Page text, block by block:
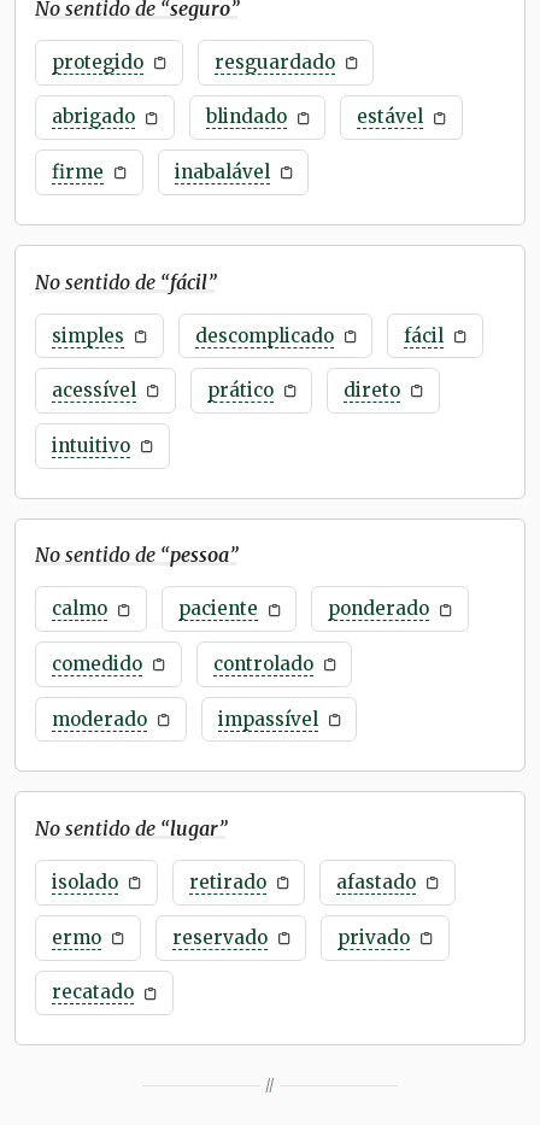
No sentido de “seguro”
protegido resguardado
abrigado blindado estável
firme inabalável
No sentido de “fácil”
simples descomplicado fácil
acessível prático direto
intuitivo
No sentido de “pessoa”
calmo paciente ponderado
comedido controlado
moderado impassível
No sentido de “lugar”
isolado retirado afastado
ermo reservado privado
recatado
//